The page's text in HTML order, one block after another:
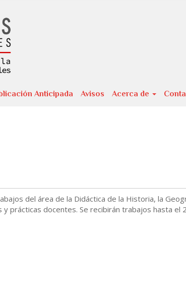
Anticipada Avisos Acerca de
del área de la Didáctica de la Historia, la
prácticas docentes. Se recibirán trabajos hasta el